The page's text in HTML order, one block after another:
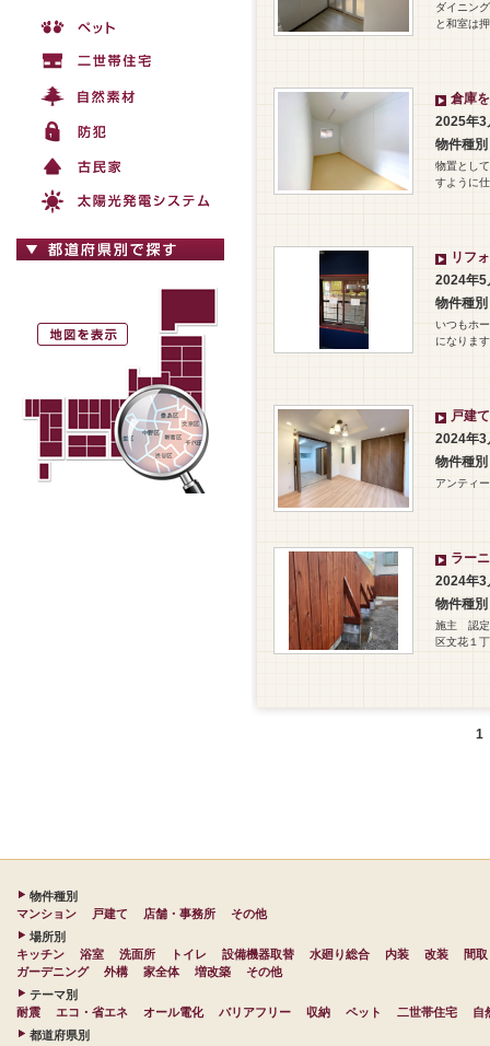
ダイニン
と和室は
倉庫
2025年3
物件種
物置とし
すように
リフ
2024年5
物件種
いつもホ
になりま
戸建
2024年3
物件種
アンティ
ラー
2024年3
物件種
施主 認定
区文花１
1
物件種別
マンション
戸建て 店舗・事務所
その他
場所別
キッチン
浴室 洗面所 トイレ 設備機器取替 水廻り総合 内装 改装
間
ガーデニング
外構 家全体 増改築
その他
テーマ別
耐震
エコ・省エネ オール電化 バリアフリー 収納 ペット 二世帯住宅
自
都道府県別